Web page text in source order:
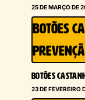
25 DE MARÇO DE
BOTÕES
BOTÕES
23 DE FEVEREIRO